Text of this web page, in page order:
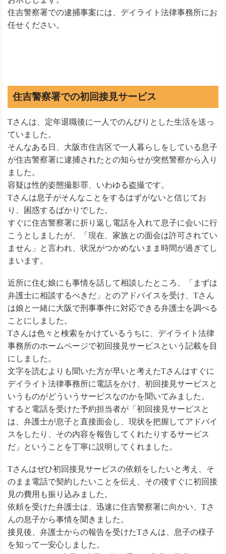
住吉警察署での逮捕事案には、デイライト法律事務所にお
任せください。
住吉警察署での初回接見サービス
Tさんは、定年退職後に一人でのんびりとした生活を送っ
ていました。
そんなある日、大阪市住吉区で一人暮らしをしている息子
が住吉警察署に逮捕されたとの知らせが突然警察から入り
ました。
容疑は性的姿態撮影罪、いわゆる盗撮です。
Tさんは息子がそんなことをするはずがないと信じてお
り、困惑するばかりでした。
すぐに住吉警察署に折り返し電話を入れて息子に会いに行
こうとしましたが、「現在、家族との面会は許可されてい
ません」と言われ、状況がつかめないまま時間が過ぎてし
まいます。
近所に住む娘にも事情を話して相談したところ、「まずは
弁護士に相談するべきだ」とのアドバイスを受け、Tさん
は娘と一緒に大阪で刑事事件に対応できる弁護士を調べる
ことにしました。
Tさんは色々と検索をかけているうちに、デイライト法律
事務所のホームページで初回接見サービスという記載を目
にしました。
文字を読むよりも聞いた方が早いと考えたTさんはすぐに
デイライト法律事務所に電話をかけ、初回接見サービスと
いうものがどういうサービスなのかを聞いてみました。
すると電話を受けた予約担当者が「初回接見サービスと
は、弁護士が息子と直接面会し、現状を把握してアドバイ
スをしたり、その内容を報告してくれたりするサービス
だ」ということを丁寧に説明してくれました。
Tさんはぜひ初回接見サービスの依頼をしたいと考え、そ
のまま電話で契約したいことを伝え、その後すぐに初回接
見の費用も振り込みました。
依頼を受けた弁護士は、迅速に住吉警察署に向かい、Tさ
んの息子から事情を聞きました。
接見後、弁護士からの報告を受けたTさんは、息子の様子
を知って一安心しました。